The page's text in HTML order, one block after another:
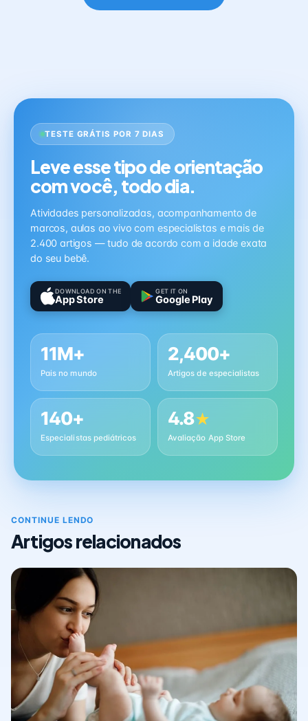
TESTE GRÁTIS POR 7 DIAS
Leve esse tipo de orientação
com você, todo dia.
Atividades personalizadas, acompanhamento de
marcos, aulas ao vivo com especialistas e mais de
2.400 artigos — tudo de acordo com a idade exata
do seu bebê.
DOWNLOAD ON THE
App Store
GET IT ON
Google Play
11M+
Pais no mundo
2,400+
Artigos de especialistas
140+
Especialistas pediátricos
4.8★
Avaliação App Store
CONTINUE LENDO
Artigos relacionados